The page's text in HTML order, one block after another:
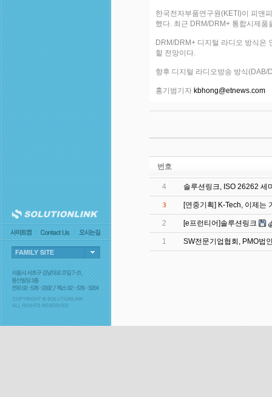
한국전자부품연구원(KETI)이 피앤
했다. 최근 DRM/DRM+ 통합시제
DRM/DRM+ 디지털 라디오 방식은
할 전망이다.
향후 디지털 라디오방송 방식(DAB/
홍기범기자 kbhong@etnews.com
번호
4 솔루션링크, ISO 26262 세
3 [연중기획] K-Tech, 이제는
2 [e프런티어]솔루션링크
1 SW전문기업협회, PMO법